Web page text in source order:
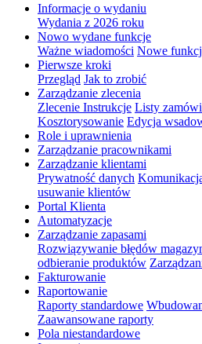
Informacje o wydaniu
Wydania z 2026 roku
Nowo wydane funkcje
Ważne wiadomości Nowe
Pierwsze kroki
Przegląd Jak to zrobić
Zarządzanie zlecenia
Zlecenie Instrukcje Listy
Kosztorysowanie Edycja
Role i uprawnienia
Zarządzanie pracownikami
Zarządzanie klientami
Prywatność danych
usuwanie klientów
Portal Klienta
Automatyzacje
Zarządzanie zapasami
Rozwiązywanie błędów
odbieranie produktów
Fakturowanie
Raportowanie
Raporty standardowe
Zaawansowane raporty
Pola niestandardowe